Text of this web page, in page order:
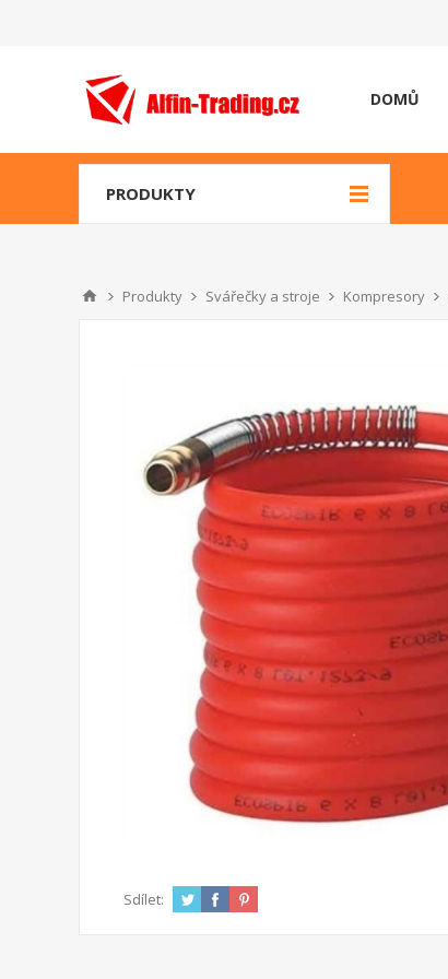
DOMŮ
PRODUKTY
Produkty Svářečky a stroje Kompresory
Sdílet: